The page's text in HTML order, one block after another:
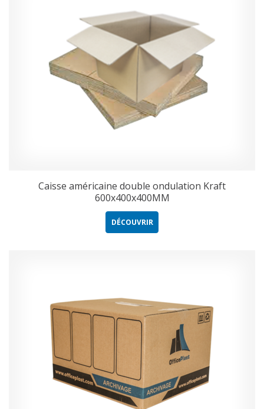
Caisse américaine double ondulation Kraft
600x400x400MM
DÉCOUVRIR